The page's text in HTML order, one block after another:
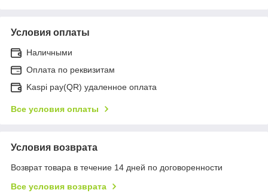
Условия оплаты
Наличными
Оплата по реквизитам
Kaspi pay(QR) удаленное оплата
Все условия оплаты
Условия возврата
Возврат товара в течение 14 дней по договоренности
Все условия возврата